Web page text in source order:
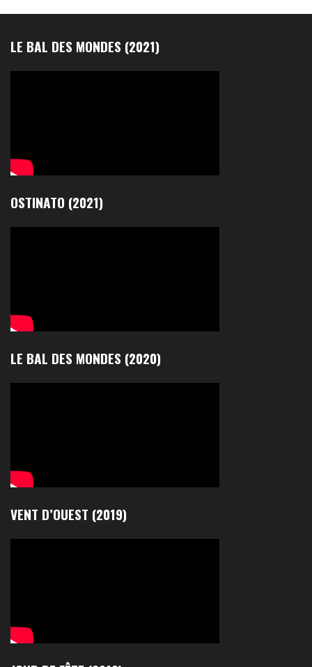
LE BAL DES MONDES (2021)
OSTINATO (2021)
LE BAL DES MONDES (2020)
VENT D’OUEST (2019)